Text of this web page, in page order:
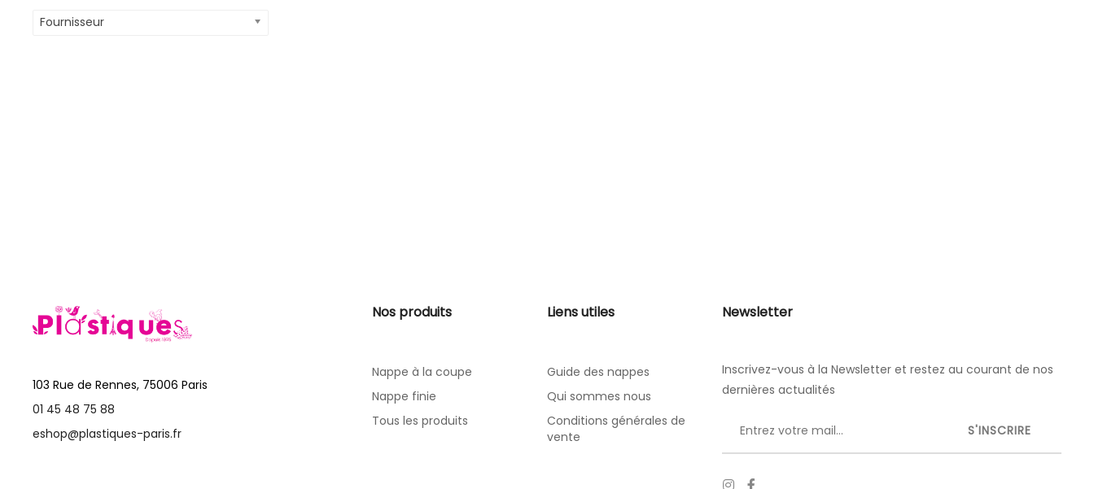
Fournisseur
103 Rue de Rennes, 75006 Paris
01 45 48 75 88
eshop@plastiques-paris.fr
Nos produits
Nappe à la coupe
Nappe finie
Tous les produits
Liens utiles
Guide des nappes
Qui sommes nous
Conditions générales de
vente
Newsletter
Inscrivez-vous à la Newsletter et restez au courant de nos
dernières actualités